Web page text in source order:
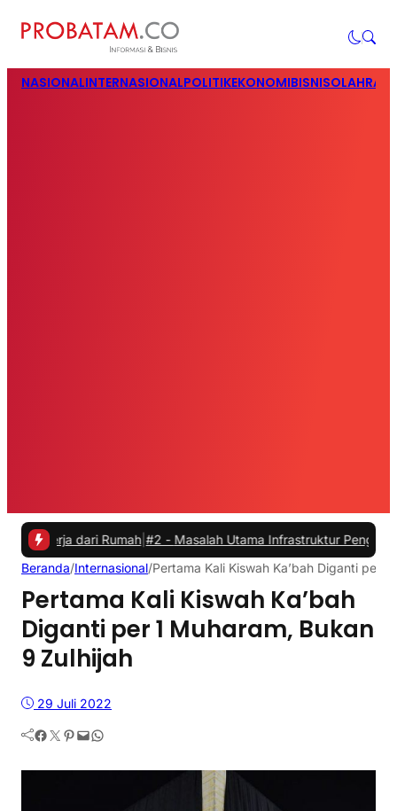
NASIONALINTERNASIONALPOLITIKEKONOMIBISNIS
dari Rumah|#2 -Masalah Utama Infrastruktur Pengisian Daya
Beranda/Internasional/Pertama Kali Kiswah Ka’bah Diganti per
Pertama Kali Kiswah Ka’bah
Diganti per 1 Muharam, Bukan
9 Zulhijah
29 Juli 2022
Facebook Twitter Pinterest Mail WhatsApp